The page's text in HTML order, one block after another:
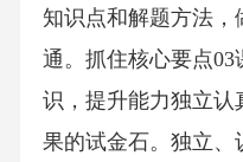
知识点和解题方法
通。抓住核心要点
识，提升能力独立认
果的试金石。独立、